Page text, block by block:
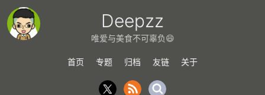
Deepzz
唯爱与美食不可辜负😄
首页 专题 归档 友链 关于